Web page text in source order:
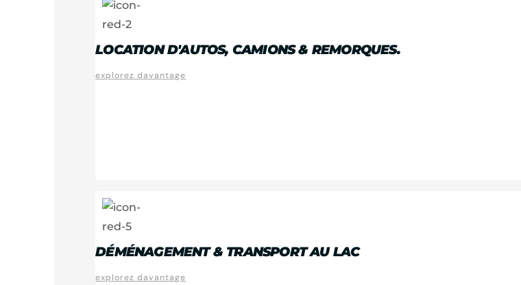
LOCATION D'AUTOS, CAMIONS & REMORQUES.
explorez davantage
DÉMÉNAGEMENT & TRANSPORT AU LAC
explorez davantage